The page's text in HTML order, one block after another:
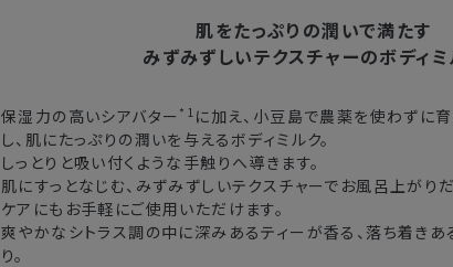
東北・関東・中部・関西
中国・四国・九州
沖縄県・離島
※以下に該当する場合、上記の日程で発送できない場合がございま
入の場合、購入日の翌日から7日間肌をたっぷりの潤いで満たす
みずみずしいテクスチャーのボディミ
保湿力の高いシアバター *1 に加え、小豆島で農薬を使わずに
し、肌にたっぷりの潤いを与えるボディミルク。
しっとりと吸い付くような手触りへ導きます。
肌にすっとなじむ、みずみずしいテクスチャーでお風呂上がり
ケアにもお手軽にご使用いただけます。
爽やかなシトラス調の中に深みあるティーが香る、落ち着きあ
り。